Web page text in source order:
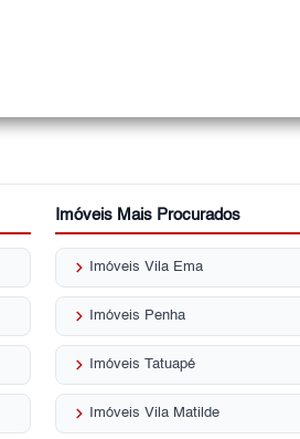
Imóveis Mais Procurados
keyboard_arrow_right Imóveis Vila Ema
keyboard_arrow_right Imóveis Penha
keyboard_arrow_right Imóveis Tatuapé
keyboard_arrow_right Imóveis Vila Matilde